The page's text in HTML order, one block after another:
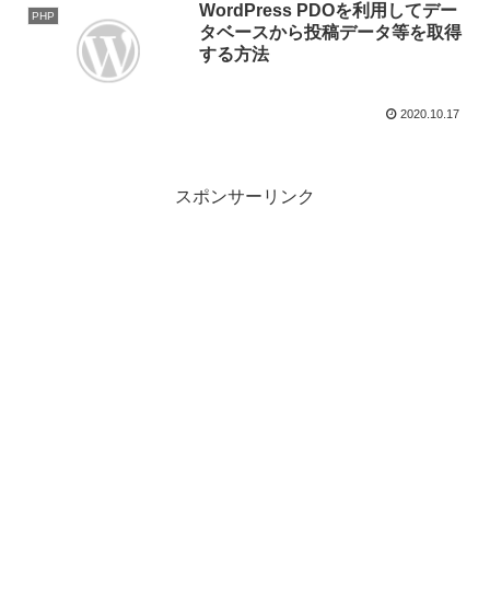
PHP
WordPress PDOを利用してデー
タベースから投稿データ等を取得
する方法
2020.10.17
スポンサーリンク